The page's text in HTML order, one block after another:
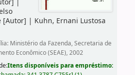
|
[Autor] | Kuhn, Ernani Lustosa
Ministério da Fazenda, Secretaria de
Econômico (SEAE), 2002
Itens disponíveis para empréstimo: